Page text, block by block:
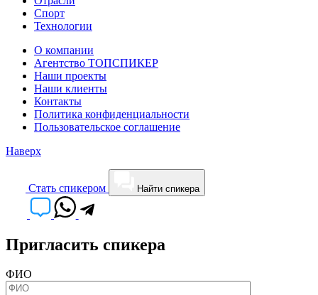
Спорт
Технологии
О компании
Агентство ТОПСПИКЕР
Наши проекты
Наши клиенты
Контакты
Политика конфиденциальности
Пользовательское соглашение
Наверх
Cтать спикером Найти спикера
Пригласить спикера
ФИО